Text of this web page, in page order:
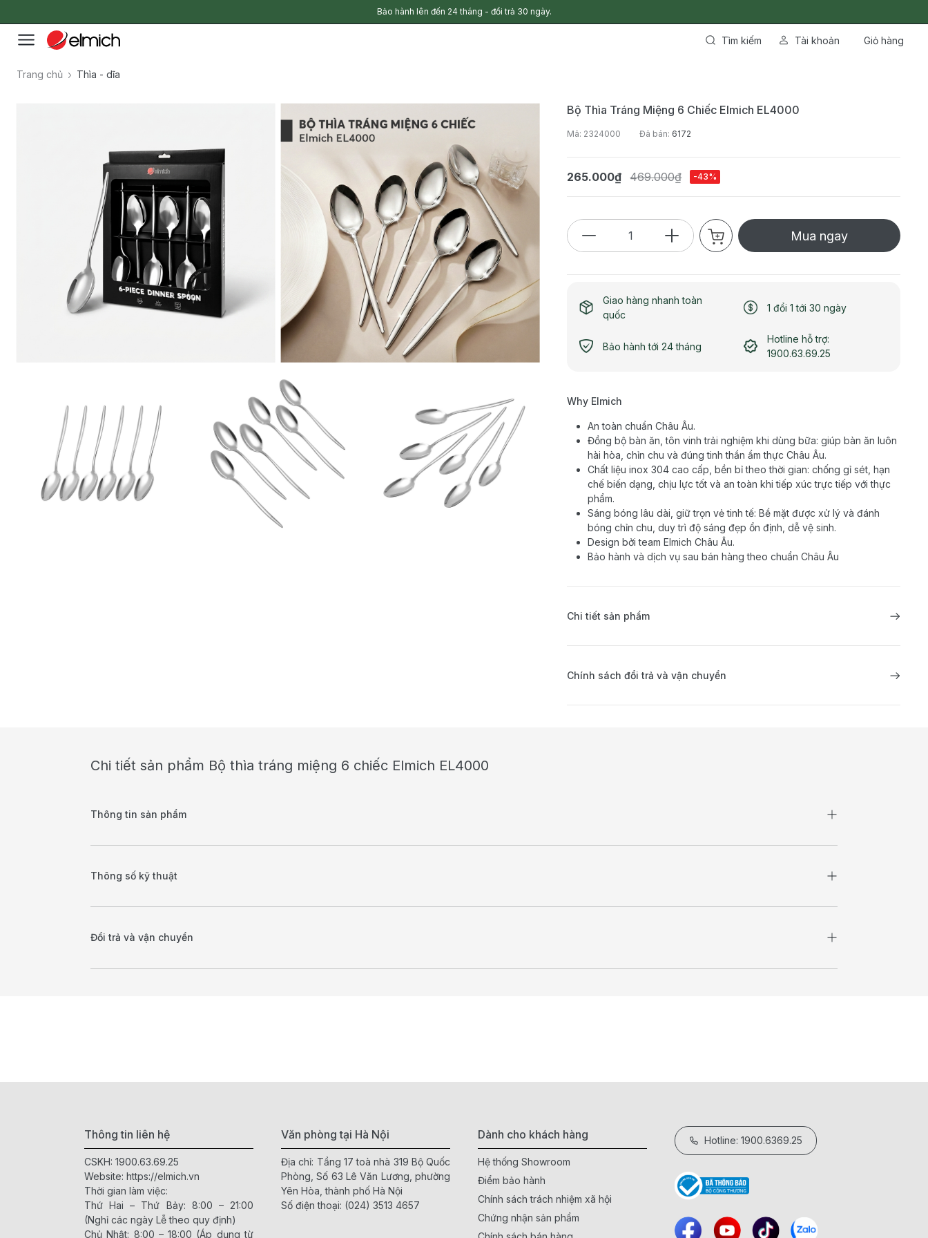
Bảo hành lên đến 24 tháng - đổi trả 30 ngày.
Tìm kiếm Tài khoản Giỏ hàng
Trang chủ Thìa - dĩa
Bộ Thìa Tráng Miệng 6 Chiếc Elmich EL4000
Mã: 2324000 Đã bán: 6172
265.000₫ 469.000₫ -43%
Mua ngay
Giao hàng nhanh toàn
quốc
1 đổi 1 tới 30 ngày
Bảo hành tới 24 tháng
Hotline hỗ trợ:
1900.63.69.25
Why Elmich
An toàn chuẩn Châu Âu.
Đồng bộ bàn ăn, tôn vinh trải nghiệm khi dùng bữa: giúp bàn ăn luôn
hài hòa, chỉn chu và đúng tinh thần ẩm thực Châu Âu.
Chất liệu inox 304 cao cấp, bền bỉ theo thời gian: chống gỉ sét, hạn
chế biến dạng, chịu lực tốt và an toàn khi tiếp xúc trực tiếp với thực
phẩm.
Sáng bóng lâu dài, giữ trọn vẻ tinh tế: Bề mặt được xử lý và đánh
bóng chỉn chu, duy trì độ sáng đẹp ổn định, dễ vệ sinh.
Design bởi team Elmich Châu Âu.
Bảo hành và dịch vụ sau bán hàng theo chuẩn Châu Âu
Chi tiết sản phẩm
Chính sách đổi trả và vận chuyển
Chi tiết sản phẩm Bộ thìa tráng miệng 6 chiếc Elmich EL4000
Thông tin sản phẩm
Thông số kỹ thuật
Đổi trả và vận chuyển
Thông tin liên hệ
CSKH: 1900.63.69.25
Website: https://elmich.vn
Thời gian làm việc:
Thứ Hai – Thứ Bảy: 8:00 – 21:00
(Nghỉ các ngày Lễ theo quy định)
Chủ Nhật: 8:00 – 18:00 (Áp dụng từ
Văn phòng tại Hà Nội
Địa chỉ: Tầng 17 toà nhà 319 Bộ Quốc
Phòng, Số 63 Lê Văn Lương, phường
Yên Hòa, thành phố Hà Nội
Số điện thoại: (024) 3513 4657
Dành cho khách hàng
Hệ thống Showroom
Điểm bảo hành
Chính sách trách nhiệm xã hội
Chứng nhận sản phẩm
Hotline: 1900.6369.25